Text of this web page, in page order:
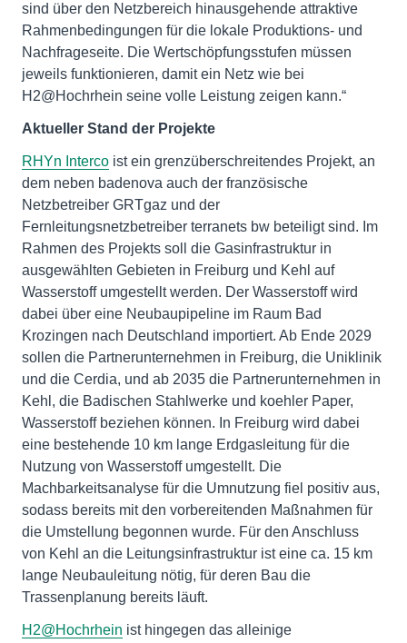
sind über den Netzbereich hinausgehende attraktive
Rahmenbedingungen für die lokale Produktions- und
Nachfrageseite. Die Wertschöpfungsstufen müssen
jeweils funktionieren, damit ein Netz wie bei
H2@Hochrhein seine volle Leistung zeigen kann.“
Aktueller Stand der Projekte
RHYn Interco ist ein grenzüberschreitendes Projekt, an
dem neben badenova auch der französische
Netzbetreiber GRTgaz und der
Fernleitungsnetzbetreiber terranets bw beteiligt sind. Im
Rahmen des Projekts soll die Gasinfrastruktur in
ausgewählten Gebieten in Freiburg und Kehl auf
Wasserstoff umgestellt werden. Der Wasserstoff wird
dabei über eine Neubaupipeline im Raum Bad
Krozingen nach Deutschland importiert. Ab Ende 2029
sollen die Partnerunternehmen in Freiburg, die Uniklinik
und die Cerdia, und ab 2035 die Partnerunternehmen in
Kehl, die Badischen Stahlwerke und koehler Paper,
Wasserstoff beziehen können. In Freiburg wird dabei
eine bestehende 10 km lange Erdgasleitung für die
Nutzung von Wasserstoff umgestellt. Die
Machbarkeitsanalyse für die Umnutzung fiel positiv aus,
sodass bereits mit den vorbereitenden Maßnahmen für
die Umstellung begonnen wurde. Für den Anschluss
von Kehl an die Leitungsinfrastruktur ist eine ca. 15 km
lange Neubauleitung nötig, für deren Bau die
Trassenplanung bereits läuft.
H2@Hochrhein ist hingegen das alleinige